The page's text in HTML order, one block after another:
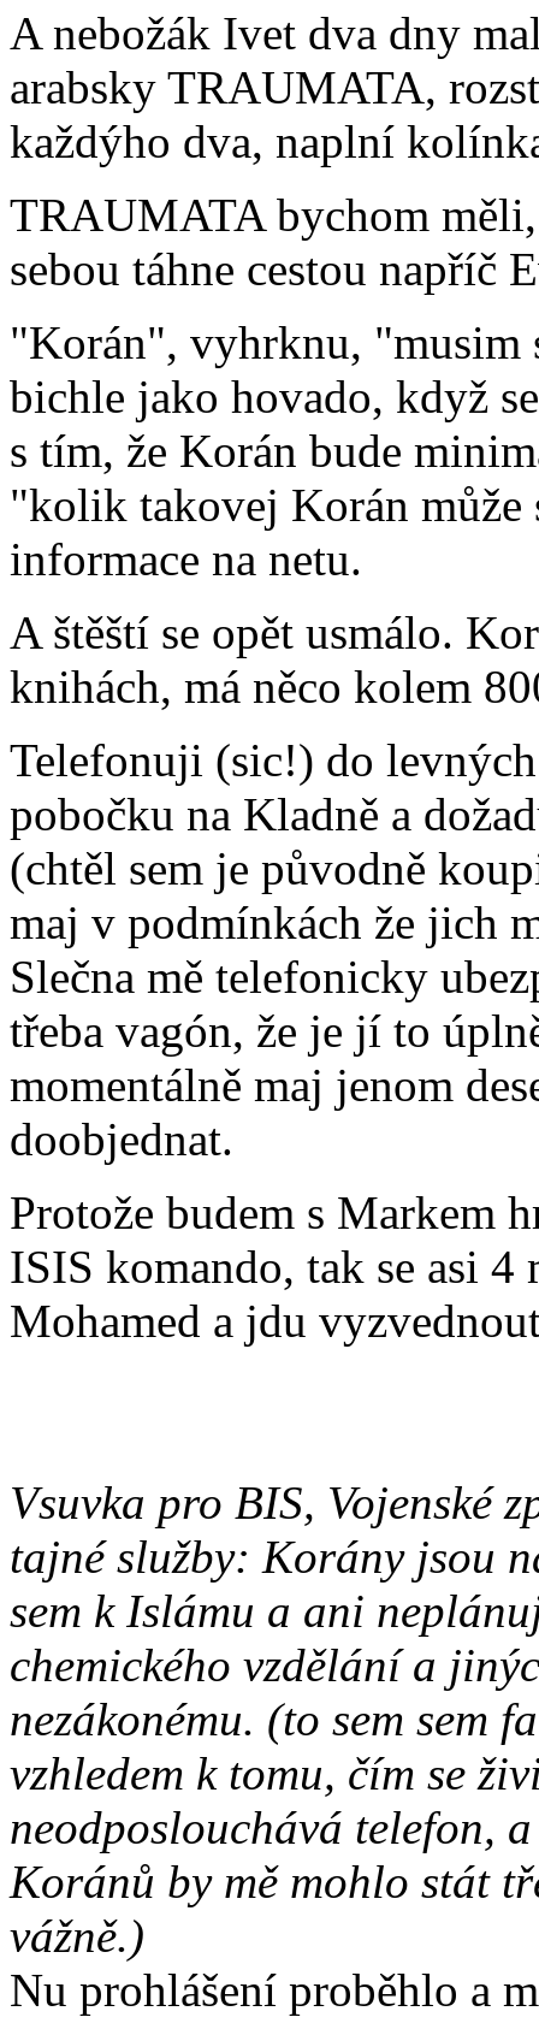
A nebožák Ivet dva dny
arabsky TRAUMATA,
každýho dva, naplní
TRAUMATA bychom
sebou táhne cestou napříč
"Korán", vyhrknu, "musim
bichle jako hovado, když
s tím, že Korán bude
"kolik takovej Korán může
informace na netu.
A štěští se opět usmálo.
knihách, má něco kolem
Telefonuji (sic!) do
pobočku na Kladně a
(chtěl sem je původně
maj v podmínkách že jich
Slečna mě telefonicky
třeba vagón, že je jí to
momentálně maj jenom
doobjednat.
Protože budem s Markem
ISIS komando, tak se asi
Mohamed a jdu
Vsuvka pro BIS, Vojenské
tajné služby: Korány jsou
sem k Islámu a ani
chemického vzdělání a
nezákonému. (to sem sem
vzhledem k tomu, čím se
neodposlouchává telefon,
Koránů by mě mohlo stát
vážně.)
Nu prohlášení proběhlo a